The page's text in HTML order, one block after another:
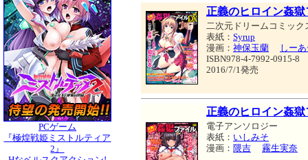
PCゲーム
『極煌戦姫ミストルティア
2』
正義のヒロイン姦
二次元ドリームコミック
表紙： Syrup
漫画： 神保玉蘭
しー
ISBN978-4-7992-0915-8
2016/7/1発売
正義のヒロイン姦
電子アンソロジー
表紙： いしみそ
漫画： 隈吉 霧生実奈